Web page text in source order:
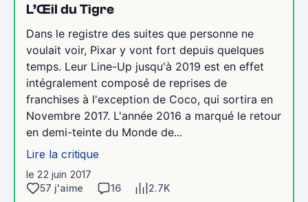
L’Œil du Tigre
Dans le registre des suites que personne ne
voulait voir, Pixar y vont fort depuis quelques
temps. Leur Line-Up jusqu'à 2019 est en effet
intégralement composé de reprises de
franchises à l'exception de Coco, qui sortira en
Novembre 2017. L'année 2016 a marqué le retour
en demi-teinte du Monde de...
Lire la critique
le 22 juin 2017
57 j'aime
16 2.7K